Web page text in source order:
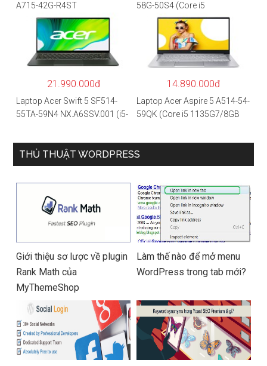
A715-42G-R4ST
NH.QAYSV.004 (R5
5500U/8GB RAM/256GB
SSD/15.6″FHD IPS/GTX1650
4GB/Win10) – Hàng chính
58G-50S4 (Core i5
1135G7/8GB
RAM/512GB/15.6″FHD/MX35
0 2GB/Win 10/Bạc)
21.990.000đ
Laptop Acer Swift 5 SF514-
55TA-59N4 NX.A6SSV.001 (i5-
anh) – Hàng chính hãng
14.890.000đ
Laptop Acer Aspire 5 A514-54-
59QK (Core i5 1135G7/8GB
THỦ THUẬT WORDPRESS
Giới thiệu sơ lược về plugin
Rank Math của
MyThemeShop
Làm thế nào để mở menu
WordPress trong tab mới?